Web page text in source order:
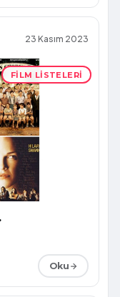
23 Kasım 2023
FILM LISTELERI
Oku